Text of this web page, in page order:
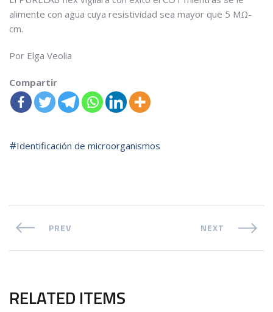
alimente con agua cuya resistividad sea mayor que 5 MΩ-
cm.
Por Elga Veolia
Compartir
Identificación de microorganismos
PREV NEXT
RELATED ITEMS